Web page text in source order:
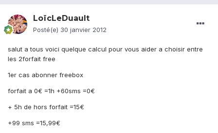
LoïcLeDuault
Posté(e) 30 janvier 2012
salut a tous voici quelque calcul pour vous aider a choisir entre
les 2forfait free
1er cas abonner freebox
forfait a 0€ =1h +60sms =0€
+ 5h de hors forfait =15€
+99 sms =15,99€